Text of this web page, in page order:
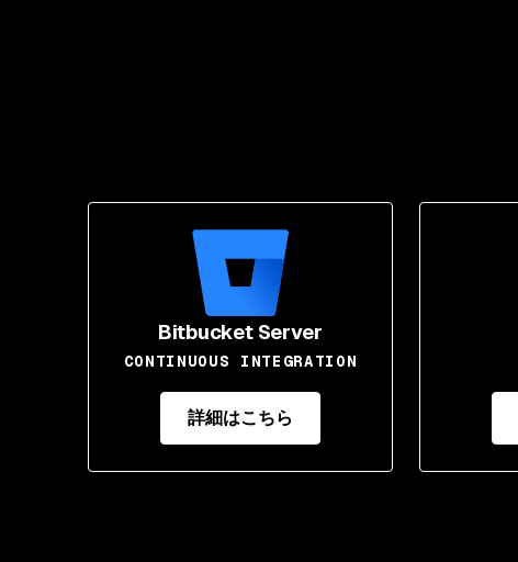
Bitbucket Server
CONTINUOUS INTEGRATION
詳細はこちら